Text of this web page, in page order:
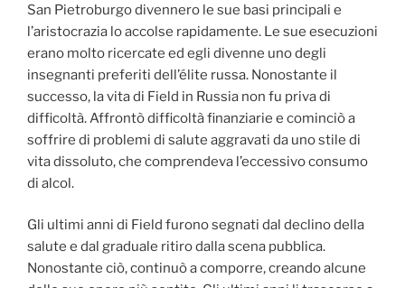
San Pietroburgo divennero le sue basi principali e
l’aristocrazia lo accolse rapidamente. Le sue esecuzioni
erano molto ricercate ed egli divenne uno degli
insegnanti preferiti dell’élite russa. Nonostante il
successo, la vita di Field in Russia non fu priva di
difficoltà. Affrontò difficoltà finanziarie e cominciò a
soffrire di problemi di salute aggravati da uno stile di
vita dissoluto, che comprendeva l’eccessivo consumo
di alcol.
Gli ultimi anni di Field furono segnati dal declino della
salute e dal graduale ritiro dalla scena pubblica.
Nonostante ciò, continuò a comporre, creando alcune